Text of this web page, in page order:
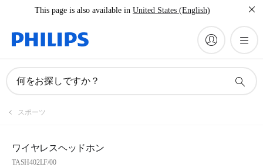
This page is also available in United States (English)
何をお探しですか？
スポーツ
ワイヤレスヘッドホン
TASH402LF/00